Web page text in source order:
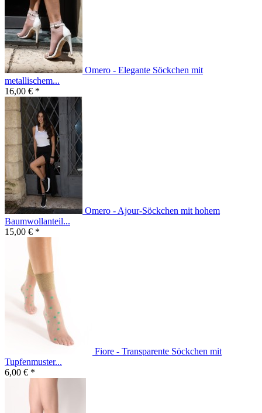
Omero - Elegante Söckchen mit
metallischem...
16,00 € *
Omero - Ajour-Söckchen mit hohem
Baumwollanteil...
15,00 € *
Fiore - Transparente Söckchen mit
Tupfenmuster...
6,00 € *